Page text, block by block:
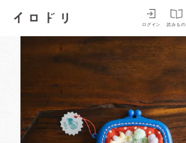
イロドリ
ログイン 読みもの